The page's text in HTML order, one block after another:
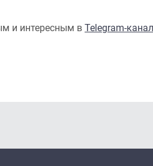
и интересным в Telegram-